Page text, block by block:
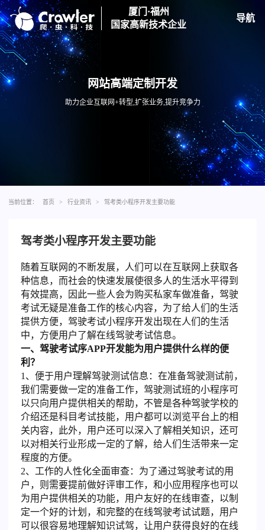
厦门·福州
国家高新技术企业
导航
网站高端定制开发
助力企业互联网+转型,扩张业务,提升竞争力
当前位置： 首页 > 行业资讯 > 驾考类小程序开发主要功能
驾考类小程序开发主要功能
随着互联网的不断发展，人们可以在互联网上获取各
种信息，而社会的快速发展使很多人的生活水平得到
有效提高，因此一些人会为购买私家车做准备，驾驶
考试无疑是准备工作的核心内容，为了给人们的生活
提供方便，驾驶考试小程序开发出现在人们的生活
中，方便用户了解在线驾驶考试信息。
一、驾驶考试序APP开发能为用户提供什么样的便
利？
1、便于用户理解驾驶测试信息：在准备驾驶测试前，
我们需要做一定的准备工作，驾驶测试班的小程序可
以只向用户提供相关的帮助，不管是各种驾驶学校的
介绍还是科目考试技能，用户都可以浏览平台上的相
关内容，此外，用户还可以深入了解相关知识，还可
以对相关行业形成一定的了解，给人们生活带来一定
程度的方便。
2、工作的人性化全面审查：为了通过驾驶考试的用
户，则需要提前做好评审工作，和小应用程序也可以
为用户提供相关的功能，用户友好的在线审查，以制
定一个好的计划，和完整的在线驾驶考试试题，用户
可以很容易地理解知识试驾，让用户获得良好的在线